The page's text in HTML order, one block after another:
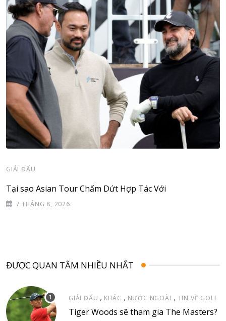
GIẢI ĐẤU
Tại sao Asian Tour Chấm Dứt Hợp Tác Với
7 THÁNG 8, 2026
ĐƯỢC QUAN TÂM NHIỀU NHẤT
GIẢI ĐẤU , KHÁC , NƯỚC NGOÀI , TIN VỀ GOLF
Tiger Woods sẽ tham gia The Masters?